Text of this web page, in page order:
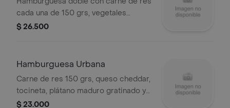
cada una de 150 grs, vegetales
cebolla, tomate y queso cheddar.
$ 26.500
Hamburguesa Urbana
Carne de res 150 grs, queso cheddar,
tocineta, plátano maduro gratinado y
salsa de maíz.
$ 23.000